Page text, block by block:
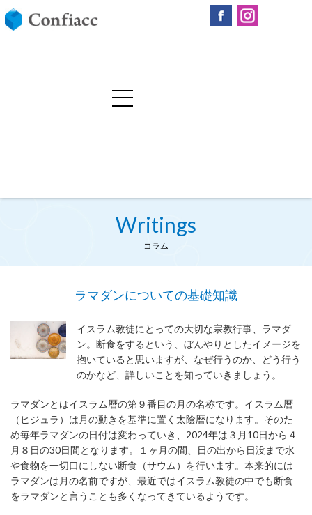
Writings
コラム
ラマダンについての基礎知識
イスラム教徒にとっての大切な宗教行事、ラマダ
ン。断食をするという、ぼんやりとしたイメージを
抱いていると思いますが、なぜ行うのか、どう行う
のかなど、詳しいことを知っていきましょう。
ラマダンとはイスラム暦の第９番目の月の名称です。イスラム暦
（ヒジュラ）は月の動きを基準に置く太陰暦になります。そのた
め毎年ラマダンの日付は変わっていき、2024年は３月10日から４
月８日の30日間となります。１ヶ月の間、日の出から日没まで水
や食物を一切口にしない断食（サウム）を行います。本来的には
ラマダンは月の名前ですが、最近ではイスラム教徒の中でも断食
をラマダンと言うことも多くなってきているようです。